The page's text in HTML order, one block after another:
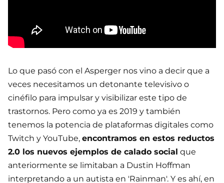
Lo que pasó con el Asperger nos vino a decir que a
veces necesitamos un detonante televisivo o
cinéfilo para impulsar y visibilizar este tipo de
trastornos. Pero como ya es 2019 y también
tenemos la potencia de plataformas digitales como
Twitch y YouTube, encontramos en estos reductos
2.0 los nuevos ejemplos de calado social que
anteriormente se limitaban a Dustin Hoffman
interpretando a un autista en 'Rainman'. Y es ahí, en